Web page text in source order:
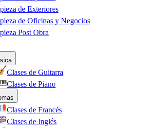
de Exteriores
de Oficinas y Negocios
Post Obra
Clases de Guitarra
Clases de Piano
Clases de Francés
Clases de Inglés